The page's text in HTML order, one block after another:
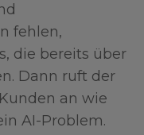
fehlen,
die bereits über
Dann ruft der
an wie
AI-Problem.